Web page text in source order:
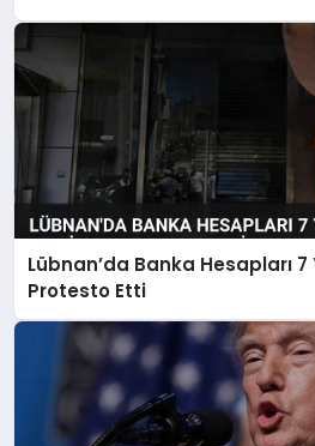
Lübnan’da Banka Hesapları 7
Protesto Etti